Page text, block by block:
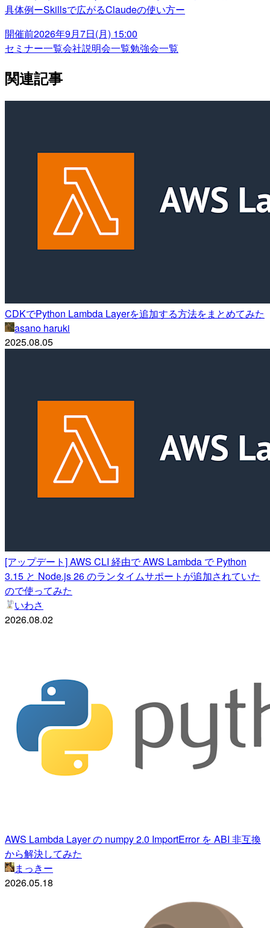
具体例ーSkillsで広がるClaudeの使い方ー
開催前2026年9月7日(月) 15:00
セミナー一覧会社説明会一覧勉強会一覧
関連記事
CDKでPython Lambda Layerを追加する方法をまとめてみた
asano haruki
2025.08.05
[アップデート] AWS CLI 経由で AWS Lambda で Python
3.15 と Node.js 26 のランタイムサポートが追加されていた
ので使ってみた
いわさ
2026.08.02
AWS Lambda Layer の numpy 2.0 ImportError を ABI 非互換
から解決してみた
まっきー
2026.05.18